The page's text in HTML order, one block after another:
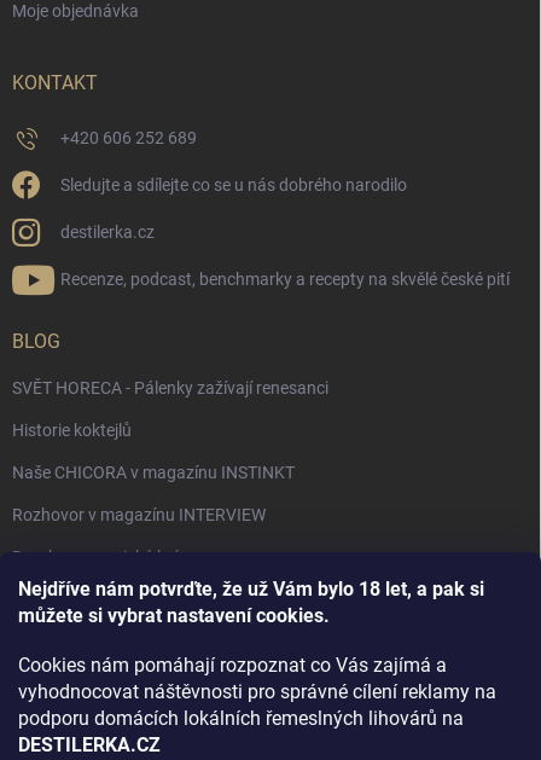
Nejdříve nám potvrďte, že už Vám bylo 18 let, a pak si
můžete si vybrat nastavení cookies.
Cookies nám pomáhají rozpoznat co Vás zajímá a
vyhodnocovat náštěvnosti pro správné cílení reklamy na
podporu domácích lokálních řemeslných lihovárů na
DESTILERKA.CZ
Moje objednávka
KONTAKT
+420 606 252 689
Sledujte a sdílejte co se u nás dobrého narodilo
destilerka.cz
Recenze, podcast, benchmarky a recepty na skvělé české pití
BLOG
SVĚT HORECA - Pálenky zažívají renesanci
Historie koktejlů
Naše CHICORA v magazínu INSTINKT
Rozhovor v magazínu INTERVIEW
Bourbon, americká krása.
Napsali v TÝDNU o naší práci
Rozhovor s DESTILERKA.CZ v magazínu DRINKING-CAT
Jak vybrat dárek na Vánoce